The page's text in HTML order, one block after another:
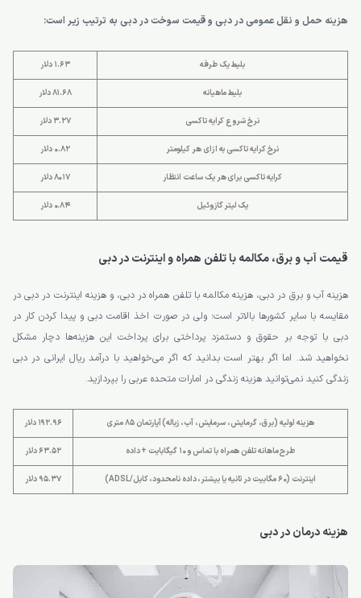
هزینه حمل و نقل عمومی در دبی و قیمت سوخت در دبی به ترتیب زیر است:
بلیط یک طرفه 1.63 دلار
بلیط ماهیانه 81.68 دلار
نرخ شروع کرایه تاکسی 3.27 دلار
نرخ کرایه تاکسی به ازای هر کیلومتر 0.82 دلار
کرایه تاکسی برای هر یک ساعت انتظار 8017 دلار
یک لیتر گازوئیل 0.84 دلار
قیمت آب و برق، مکالمه با تلفن همراه و اینترنت در دبی
هزینه آب و برق در دبی، هزینه مکالمه با تلفن همراه در دبی، و هزینه اینترنت در دبی در
مقایسه با سایر کشورها بالاتر است؛ ولی در صورت اخذ اقامت دبی و پیدا کردن کار در
دبی با توجه بر حقوق و دستمزد پرداختی برای پرداخت این هزینه‌ها دچار مشکل
نخواهید شد. اما اگر بهتر است بدانید که اگر می‌خواهید با درآمد ریال ایرانی در دبی
زندگی کنید نمی‌توانید هزینه زندگی در امارات متحده عربی را بپردازید.
هزینه اولیه (برق، گرمایش، سرمایش، آب، زباله) آپارتمان 85 متری 192.96 دلار
طرح ماهانه تلفن همراه با تماس و 10 گیگابایت + داده 63.52 دلار
اینترنت (60 مگابیت در ثانیه یا بیشتر، داده نامحدود، کابل/ADSL) 95.37 دلار
هزینه درمان در دبی